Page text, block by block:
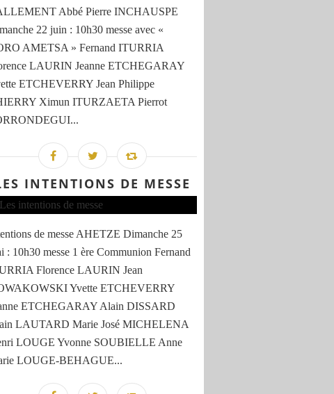
Abbé Pierre INCHAUSPE
22 juin : 10h30 messe avec «
AMETSA » Fernand ITURRIA
LAURIN Jeanne ETCHEGARAY
ETCHEVERRY Jean Philippe
Ximun ITURZAETA Pierrot
INTENTIONS DE MESSE
de messe AHETZE Dimanche 25
: 10h30 messe 1 ère Communion Fernand
Florence LAURIN Jean
Yvette ETCHEVERRY
ETCHEGARAY Alain DISSARD
LAUTARD Marie José MICHELENA
LOUGE Yvonne SOUBIELLE Anne
LOUGE-BEHAGUE...